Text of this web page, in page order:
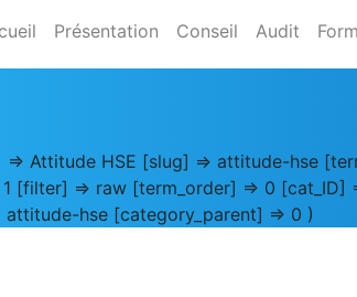
Présentation Conseil Audit
Attitude HSE [slug] => attitude-hse
[filter] => raw [term_order] => 0
attitude-hse [category_parent] => 0 )